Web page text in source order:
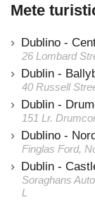
Mete
Dublino -
26 Lombard
Dublin -
40 Russell
Dublin -
151 Lr.
Dublino -
Finglas Ford,
Dublin -
Soraghans
L